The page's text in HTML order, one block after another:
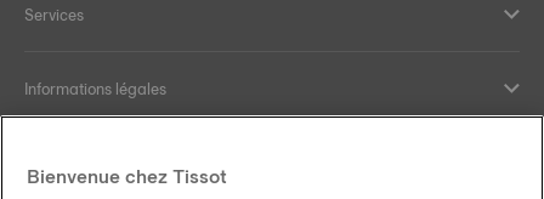
Services
Informations légales
Bienvenue chez Tissot